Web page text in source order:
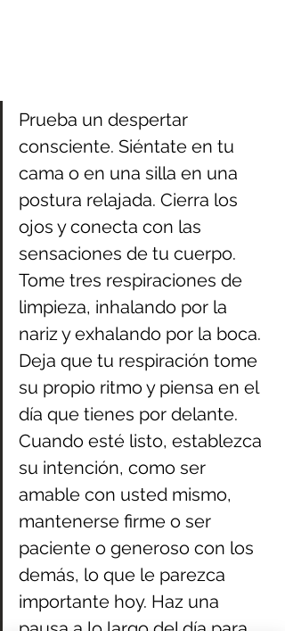
Prueba un despertar
consciente. Siéntate en tu
cama o en una silla en una
postura relajada. Cierra los
ojos y conecta con las
sensaciones de tu cuerpo.
Tome tres respiraciones de
limpieza, inhalando por la
nariz y exhalando por la boca.
Deja que tu respiración tome
su propio ritmo y piensa en el
día que tienes por delante.
Cuando esté listo, establezca
su intención, como ser
amable con usted mismo,
mantenerse firme o ser
paciente o generoso con los
demás, lo que le parezca
importante hoy. Haz una